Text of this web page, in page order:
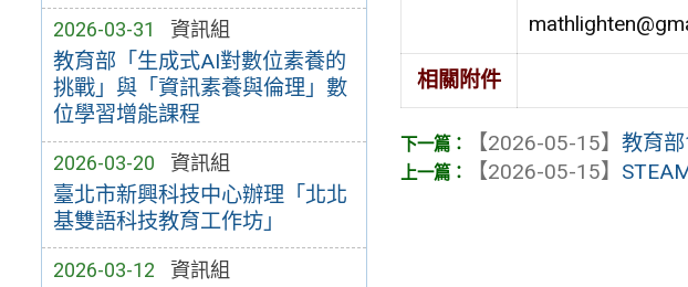
2026-03-31 資訊組
教育部「生成式AI對數位素養的
挑戰」與「資訊素養與倫理」數
位學習增能課程
2026-03-20 資訊組
臺北市新興科技中心辦理「北北
基雙語科技教育工作坊」
2026-03-12 資訊組
相關附件
【2026-05-15】教育
【2026-05-15】